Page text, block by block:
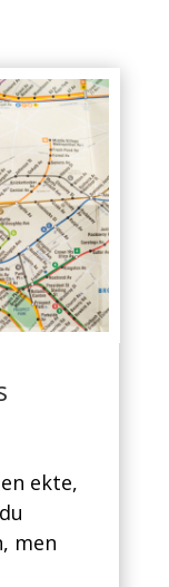
ekte,
men